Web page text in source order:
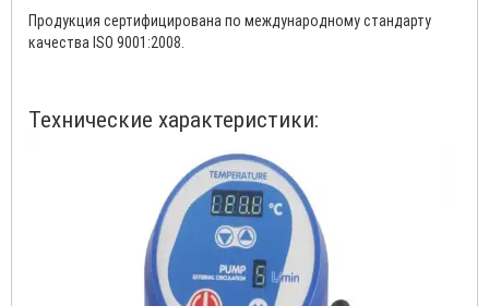
Продукция сертифицирована по международному стандарту
качества ISO 9001:2008.
Технические характеристики: